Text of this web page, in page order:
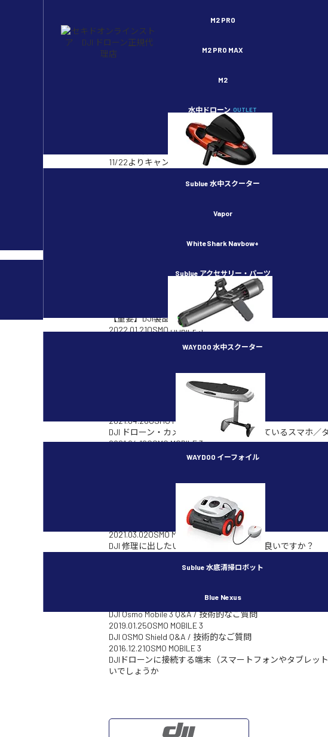
M2 PRO
M2 PRO MAX
M2
水中ドローン OUTLET
Sublue 水中スクーター
Vapor
WhiteShark Navbow+
Sublue アクセサリー・パーツ
WAYDOO 水中スクーター
WAYDOO イーフォイル
Sublue 水底清掃ロボット
Blue Nexus
11/22よりキャンペーン開始予定！
OSMO MOBILE 3
【重要】DJI製品についてのご案内
2022.01.21OSMO MOBILE 3
DJI Mimo 対応していない端末しか持っていませんがアク
OSMO MOBILE 3
OSMO MOBILE 3
［DJI］無償付帯保険や DJI Care Refresh の譲渡はできます
DJI Care Refresh DJI Care Expressとは？
2021.04.26OSMO MOBILE 3
DJI ドローン・カメラについて自分の使っているスマホ／
2021.04.12OSMO MOBILE 3
DJI バッテリーや送信機を充電器に接続しているが充電が
［DJI］DJI Care Refresh付きのセットが到着しましたが加
DJIアカウントの作成方法を教えて欲しい
OSMO MOBILE 3
DJI Mimoアプリ に対応しているモバイルデバイスを知りた
2021.03.02OSMO MOBILE 3
DJI 修理に出したいが、どこに連絡すれば良いですか？
DJI Mimoアプリ 更新のお知らせ（iOS)（2020.10.27）
DJI Osmo Mobile 3 Q&A / 技術的なご質問
2019.01.25OSMO MOBILE 3
DJI OSMO Shield Q&A / 技術的なご質問
2016.12.21OSMO MOBILE 3
DJIドローンに接続する端末（スマートフォンやタブレッ
いでしょうか